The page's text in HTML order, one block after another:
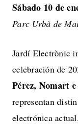
Sábado 10 de
Parc Urbà de
Jardí Electrònic
celebración de
Pérez, Nomart
representan
electrónica